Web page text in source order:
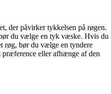
der påvirker tykkelsen på røgen.
du vælge en tyk væske. Hvis du
røg, bør du vælge en tyndere
eller afhænge af den